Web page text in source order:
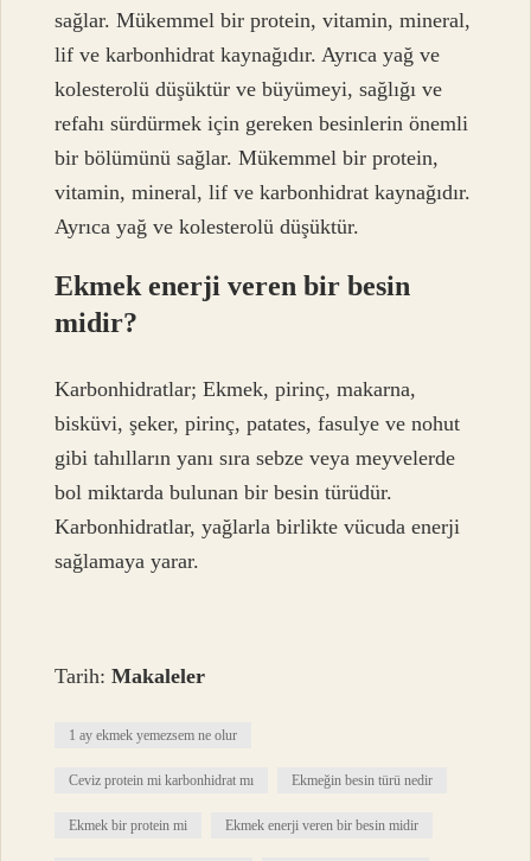
sağlar. Mükemmel bir protein, vitamin, mineral,
lif ve karbonhidrat kaynağıdır. Ayrıca yağ ve
kolesterolü düşüktür ve büyümeyi, sağlığı ve
refahı sürdürmek için gereken besinlerin önemli
bir bölümünü sağlar. Mükemmel bir protein,
vitamin, mineral, lif ve karbonhidrat kaynağıdır.
Ayrıca yağ ve kolesterolü düşüktür.
Ekmek enerji veren bir besin
midir?
Karbonhidratlar; Ekmek, pirinç, makarna,
bisküvi, şeker, pirinç, patates, fasulye ve nohut
gibi tahılların yanı sıra sebze veya meyvelerde
bol miktarda bulunan bir besin türüdür.
Karbonhidratlar, yağlarla birlikte vücuda enerji
sağlamaya yarar.
Tarih:Makaleler
1 ay ekmek yemezsem ne olur
Ceviz protein mi karbonhidrat mı Ekmeğin besin türü nedir
Ekmek bir protein mi Ekmek enerji veren bir besin midir